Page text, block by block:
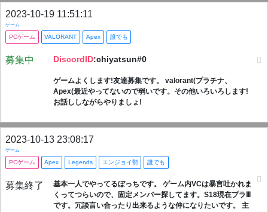
2023-10-19 11:51:11
ゲーム
PCゲーム VALORANT Apex 誰でも
募集中 DiscordID:chiyatsun#0
ゲームよくします!友達募集です。 valorant(プラチナ、
Apex(最近やってないので弱いです。その他いろいろします!
お話ししながらやりましょ!
2023-10-13 23:08:17
ゲーム
PCゲーム Apex Legends エンジョイ勢 誰でも
募集終了
基本一人でやってるぼっちです。 ゲーム内VCは暴言吐かれま
くってつらいので、固定メンバー探してます。S18現在プラⅢ
です。冗談言い合ったり出来るような仲になりたいです。 主